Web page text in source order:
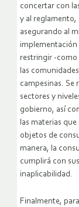
concertar con
y al reglamento,
asegurando al
implementación
restringir -como
las comunidades
campesinas. Se
sectores y
gobierno, así
las materias que
objetos de
manera, la
cumplirá con
inaplicabilidad.
Finalmente,